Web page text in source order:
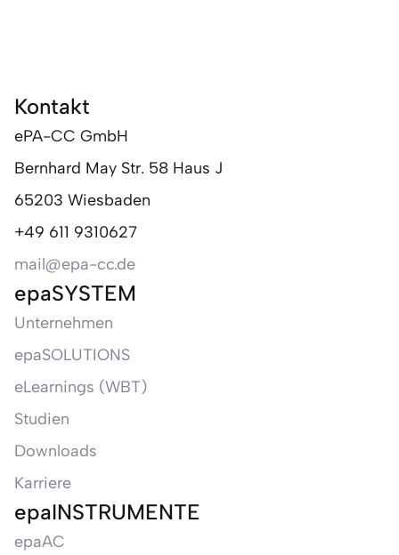
Kontakt
ePA-CC GmbH
Bernhard May Str. 58 Haus J
65203 Wiesbaden
+49 611 9310627
mail@epa-cc.de
epaSYSTEM
Unternehmen
epaSOLUTIONS
eLearnings (WBT)
Studien
Downloads
Karriere
epaINSTRUMENTE
epaAC